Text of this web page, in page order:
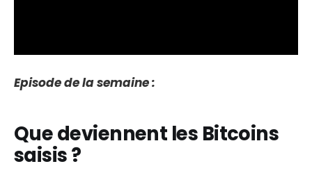
Episode de la semaine :
Que deviennent les Bitcoins
saisis ?